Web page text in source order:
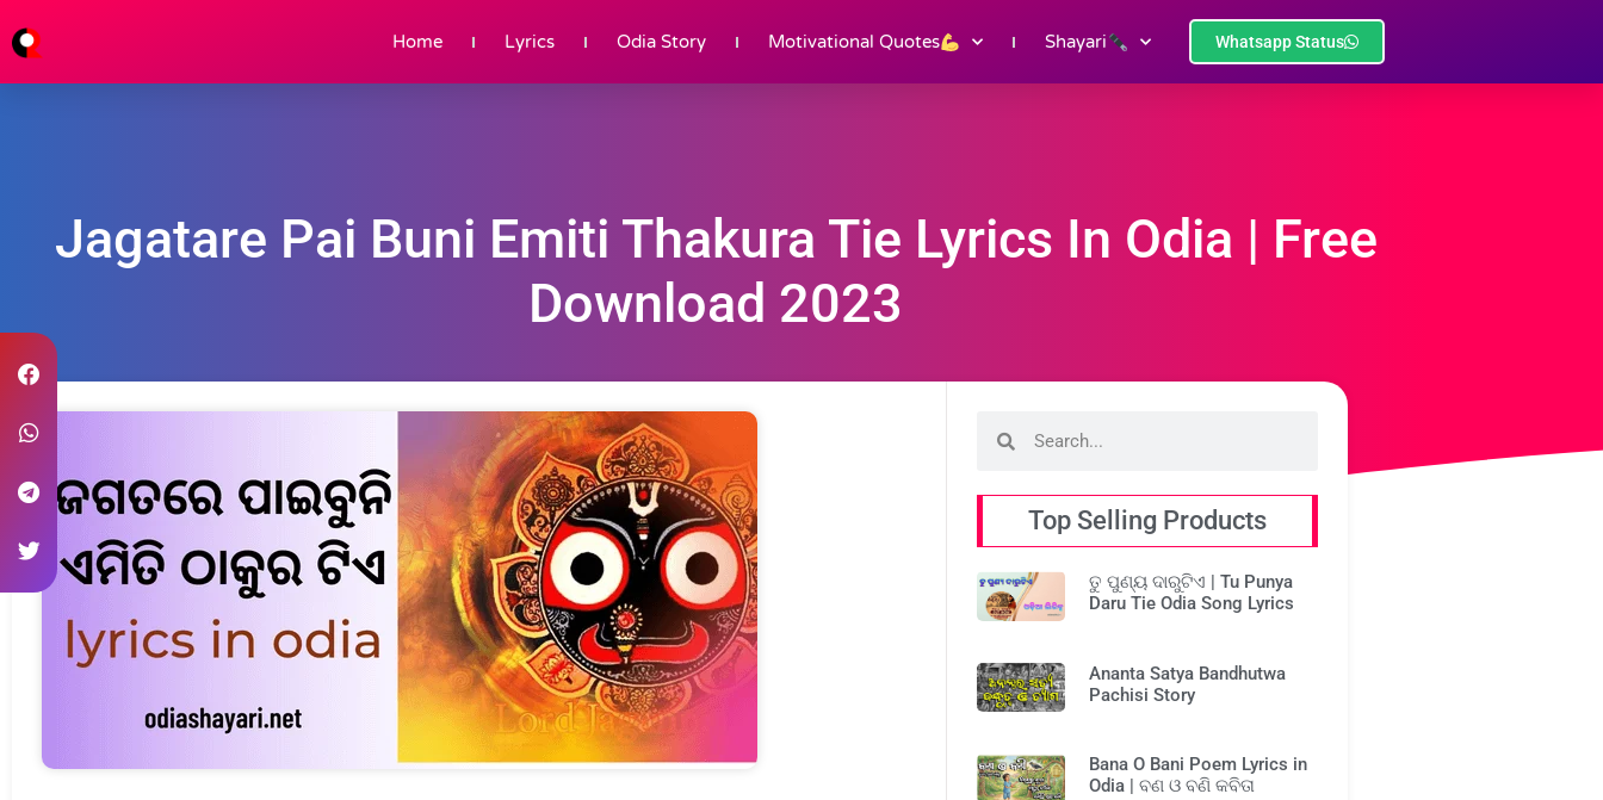
Home Lyrics Odia Story Motivational Quotes Shayari Whatsapp Status
Jagatare Pai Buni Emiti Thakura Tie Lyrics In Odia | Free
Download 2023
Top Selling Products
ତୁ ପୁଣ୍ୟ ଦାରୁଟିଏ | Tu Punya
Daru Tie Odia Song Lyrics
Ananta Satya Bandhutwa
Pachisi Story
Bana O Bani Poem Lyrics in
Odia | ବଣ ଓ ବଣି କବିତା